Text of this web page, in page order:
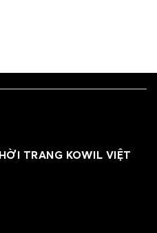
TRANG KOWIL VIỆT